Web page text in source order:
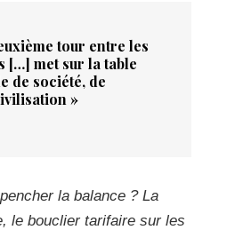
tour entre les
[…] met sur la table
de société, de
»
la balance ? La
le bouclier tarifaire sur les